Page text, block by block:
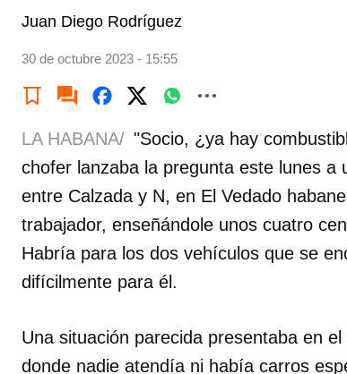
Juan Diego Rodríguez
30 de octubre 2023 - 15:55
LA HABANA/ "Socio, ¿ya hay
chofer lanzaba la pregunta este lunes a
entre Calzada y N, en El Vedado
trabajador, enseñándole unos cuatro
Habría para los dos vehículos que se
difícilmente para él.
Una situación parecida presentaba en
donde nadie atendía ni había carros